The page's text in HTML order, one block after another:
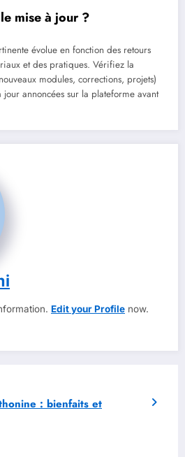
mise à jour ?
évolue en fonction des retours
et des pratiques. Vérifiez la
modules, corrections, projets)
annoncées sur la plateforme avant
Edit your Profile now.
: bienfaits et